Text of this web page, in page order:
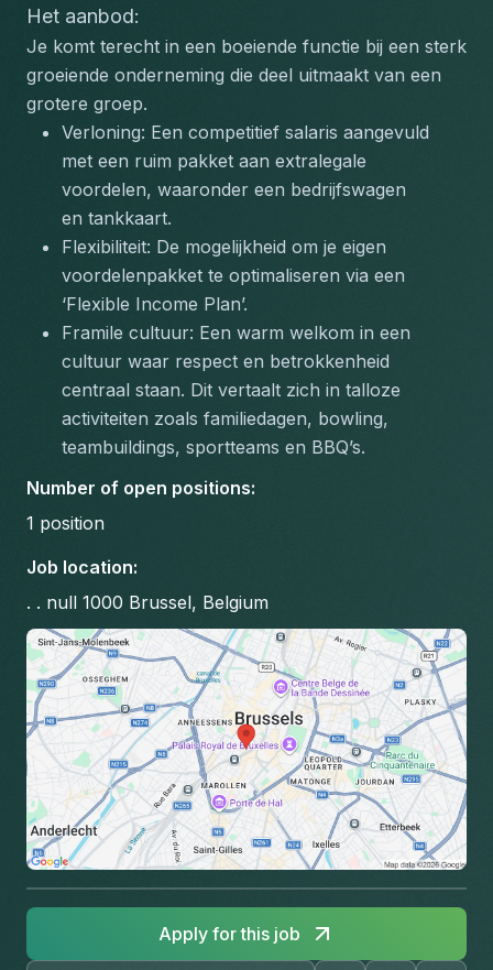
Het aanbod:
Je komt terecht in een boeiende functie bij een sterk
groeiende onderneming die deel uitmaakt van een
grotere groep.
Verloning: Een competitief salaris aangevuld
met een ruim pakket aan extralegale
voordelen, waaronder een bedrijfswagen
en tankkaart.
Flexibiliteit: De mogelijkheid om je eigen
voordelenpakket te optimaliseren via een
‘Flexible Income Plan’.
Framile cultuur: Een warm welkom in een
cultuur waar respect en betrokkenheid
centraal staan. Dit vertaalt zich in talloze
activiteiten zoals familiedagen, bowling,
teambuildings, sportteams en BBQ’s.
Number of open positions:
1 position
Job location:
. . null 1000 Brussel, Belgium
Apply for this job